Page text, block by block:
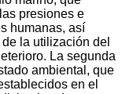
presiones e
humanas, así
la utilización del
La segunda
ambiental, que
en el